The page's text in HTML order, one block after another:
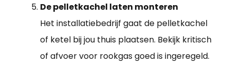
De pelletkachel laten monteren
Het installatiebedrijf gaat de pelletkachel
of ketel bij jou thuis plaatsen. Bekijk kritisch
of afvoer voor rookgas goed is ingeregeld.